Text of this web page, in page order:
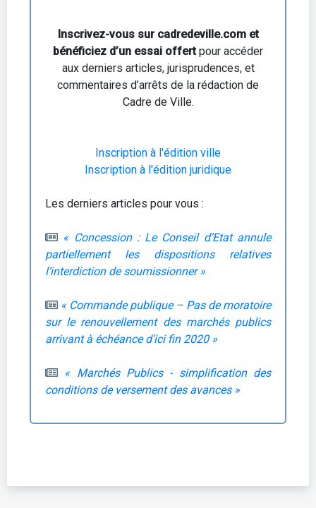
Inscrivez-vous sur cadredeville.com et
bénéficiez d’un essai offertpour accéder
aux derniers articles, jurisprudences, et
commentaires d’arrêts de la rédaction de
Cadre de Ville.
Inscription à l'édition ville
Inscription à l'édition juridique
Les derniers articles pour vous :
« Concession : Le Conseil d’Etat annule
partiellement les dispositions relatives
l’interdiction de soumissionner »
« Commande publique – Pas de moratoire
sur le renouvellement des marchés publics
arrivant à échéance d’ici fin 2020 »
« Marchés Publics - simplification des
conditions de versement des avances »